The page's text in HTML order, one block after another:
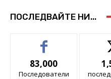
ПОСЛЕДВАЙТЕ НИ...
83,000
Последователи